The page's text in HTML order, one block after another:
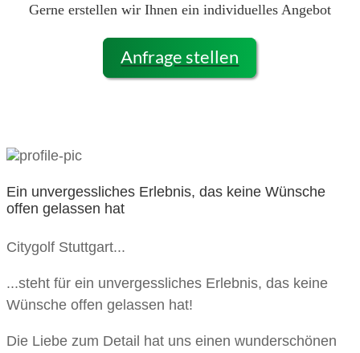
Gerne erstellen wir Ihnen ein individuelles Angebot
Anfrage stellen
Ein unvergessliches Erlebnis, das keine Wünsche
offen gelassen hat
Citygolf Stuttgart...
...steht für ein unvergessliches Erlebnis, das keine
Wünsche offen gelassen hat!
Die Liebe zum Detail hat uns einen wunderschönen